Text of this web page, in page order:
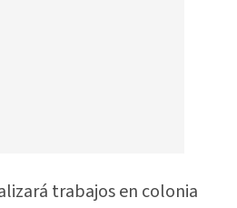
trabajos en colonia